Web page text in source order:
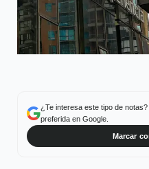
¿Te interesa este tipo de
preferida en Google.
Marcar